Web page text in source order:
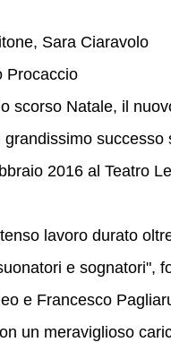
Sara Ciaravolo
Procaccio
scorso Natale, il
grandissimo
2016 al Teatro
lavoro durato
e sognatori",
e Francesco
un meraviglioso